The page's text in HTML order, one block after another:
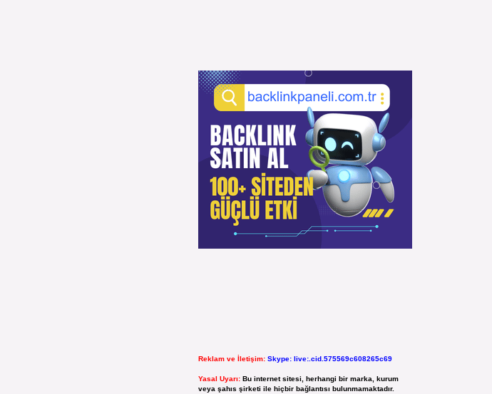
Reklam ve İletişim: Skype: live:.cid.575569c608265c69
Yasal Uyarı: Bu internet sitesi, herhangi bir marka, kurum
veya şahıs şirketi ile hiçbir bağlantısı bulunmamaktadır.